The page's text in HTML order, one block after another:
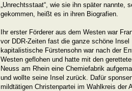
„Unrechtsstaat“, wie sie ihn später nannte,
gekommen, heißt es in ihren Biografien.
Ihr erster Förderer aus dem Westen war
vor DDR-Zeiten fast die ganze schöne Insel
kapitalistische Fürstensohn war nach der
Westen geflohen und hatte mit den
Neuss am Rhein eine Chemiefabrik
und wollte seine Insel zurück. Dafür
mildtätigen Christenpartei im Wahlkreis der